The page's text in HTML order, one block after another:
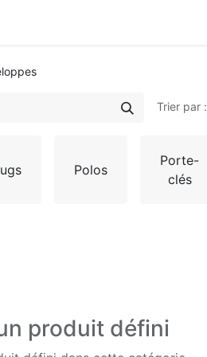
Trier par :
Polos
Porte-
clés
produit défini